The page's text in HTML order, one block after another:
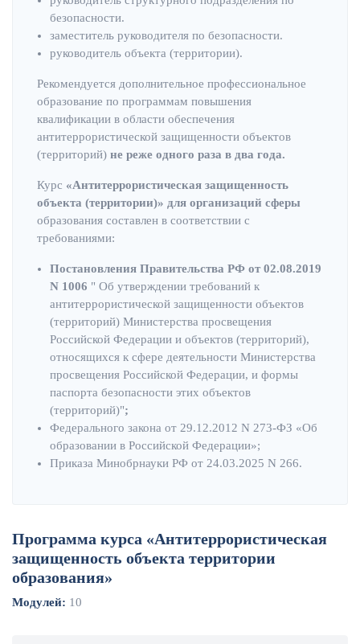
безопасности.
заместитель руководителя по безопасности.
руководитель объекта (территории).
Рекомендуется дополнительное профессиональное
образование по программам повышения
квалификации в области обеспечения
антитеррористической защищенности объектов
(территорий) не реже одного раза в два года.
Курс «Антитеррористическая защищенность
объекта (территории)» для организаций сферы
образования составлен в соответствии с
требованиями:
Постановления Правительства РФ от 02.08.2019
N 1006 " Об утверждении требований к
антитеррористической защищенности объектов
(территорий) Министерства просвещения
Российской Федерации и объектов (территорий),
относящихся к сфере деятельности Министерства
просвещения Российской Федерации, и формы
паспорта безопасности этих объектов
(территорий)";
Федерального закона от 29.12.2012 N 273-ФЗ «Об
образовании в Российской Федерации»;
Приказа Минобрнауки РФ от 24.03.2025 N 266.
Программа курса «Антитеррористическая
защищенность объекта территории
образования»
Модулей: 10